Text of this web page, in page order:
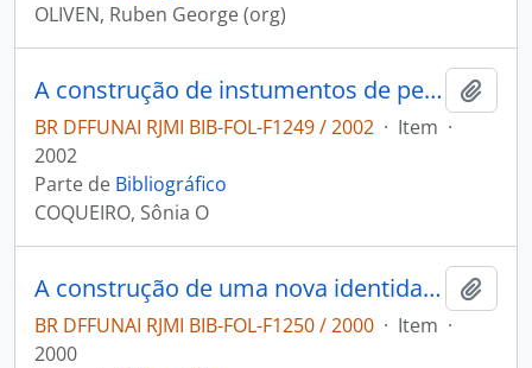
OLIVEN, Ruben George (org)
A construção de instumentos de pesquisa para a documentação do SPI e a busca de novas formas de acesso e diálogo
BR DFFUNAI RJMI BIB-FOL-F1249 / 2002 · Item ·
2002
Parte de Bibliográfico
COQUEIRO, Sônia O
A construção de uma nova identidade: o processo de revitalização e modernização do Museu do Índio
BR DFFUNAI RJMI BIB-FOL-F1250 / 2000 · Item ·
2000